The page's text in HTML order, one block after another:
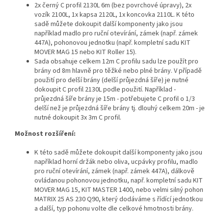
2x černý C profil 2130L 6m (bez povrchové úpravy), 2x
vozík 2100L, 1x kapsa 2120L, 1x koncovka 2110L. K této
sadě můžete dokoupit další komponenty jako jsou
například madlo pro ruční otevírání, zámek (např. zámek
447A), pohonovou jednotku (např. kompletní sadu KIT
MOVER MAG 15 nebo KIT Roller 15).
Sada obsahuje celkem 12m C profilu sadu lze použít pro
brány od 8m hlavně pro těžké nebo plné brány. V případě
použití pro delší brány (delší průjezdná šíře) je nutné
dokoupit C profil 2130L podle použití. Například -
průjezdná šíře brány je 15m - potřebujete C profil o 1/3
delší než je průjezdná šíře brány tj. dlouhý celkem 20m - je
nutné dokoupit 3x 3m C profil.
Možnost rozšíření:
K této sadě můžete dokoupit další komponenty jako jsou
například horní držák nebo oliva, ucpávky profilu, madlo
pro ruční otevírání, zámek (např. zámek 447A), dálkově
ovládanou pohonovou jednotku, např. kompletní sadu KIT
MOVER MAG 15, KIT MASTER 1400, nebo velmi silný pohon
MATRIX 25 AS 230 Q90, který dodáváme s řídící jednotkou
a další, typ pohonu volte dle celkové hmotnosti brány.